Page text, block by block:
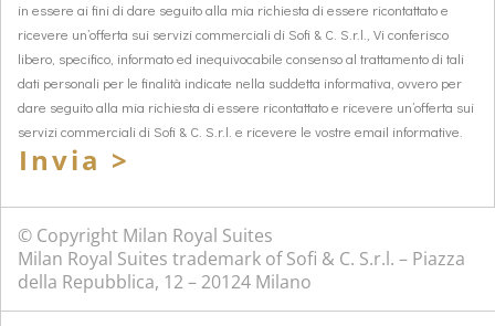
in essere ai fini di dare seguito alla mia richiesta di essere ricontattato e
ricevere un’offerta sui servizi commerciali di Sofi & C. S.r.l., Vi conferisco
libero, specifico, informato ed inequivocabile consenso al trattamento di tali
dati personali per le finalità indicate nella suddetta informativa, ovvero per
dare seguito alla mia richiesta di essere ricontattato e ricevere un’offerta sui
servizi commerciali di Sofi & C. S.r.l. e ricevere le vostre email informative.
Invia >
© Copyright Milan Royal Suites
Milan Royal Suites trademark of Sofi & C. S.r.l. – Piazza
della Repubblica, 12 – 20124 Milano